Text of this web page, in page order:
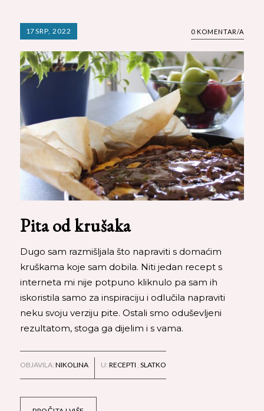
17SRP, 2022 0 KOMENTAR/A
Pita od krušaka
Dugo sam razmišljala što napraviti s domaćim
kruškama koje sam dobila. Niti jedan recept s
interneta mi nije potpuno kliknulo pa sam ih
iskoristila samo za inspiraciju i odlučila napraviti
neku svoju verziju pite. Ostali smo oduševljeni
rezultatom, stoga ga dijelim i s vama.
OBJAVILA: NIKOLINA U: RECEPTI , SLATKO